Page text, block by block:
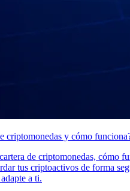
criptomonedas y cómo
de criptomonedas, cómo
tus criptoactivos de forma
a ti.